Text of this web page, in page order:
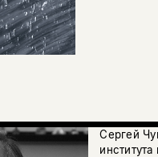
Сергей